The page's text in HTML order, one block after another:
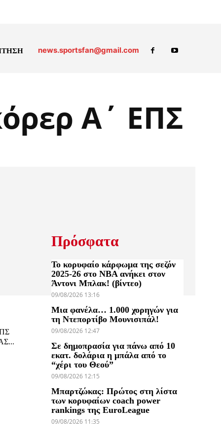
news.sportsfan@gmail.com
Α΄ ΕΠΣ
Πρόσφατα
Το κορυφαίο κάρφωμα της σεζόν
2025-26 στο NBA ανήκει στον
Άντονι Μπλακ! (βίντεο)
09/08/2026 13:16
Μια φανέλα… 1.000 χορηγών για
τη Ντεπορτίβο Μουνισιπάλ!
09/08/2026 12:47
Σε δημοπρασία για πάνω από 10
εκατ. δολάρια η μπάλα από το
“χέρι του Θεού”
09/08/2026 12:15
Μπαρτζώκας: Πρώτος στη λίστα
των κορυφαίων coach power
rankings της EuroLeague
09/08/2026 11:35